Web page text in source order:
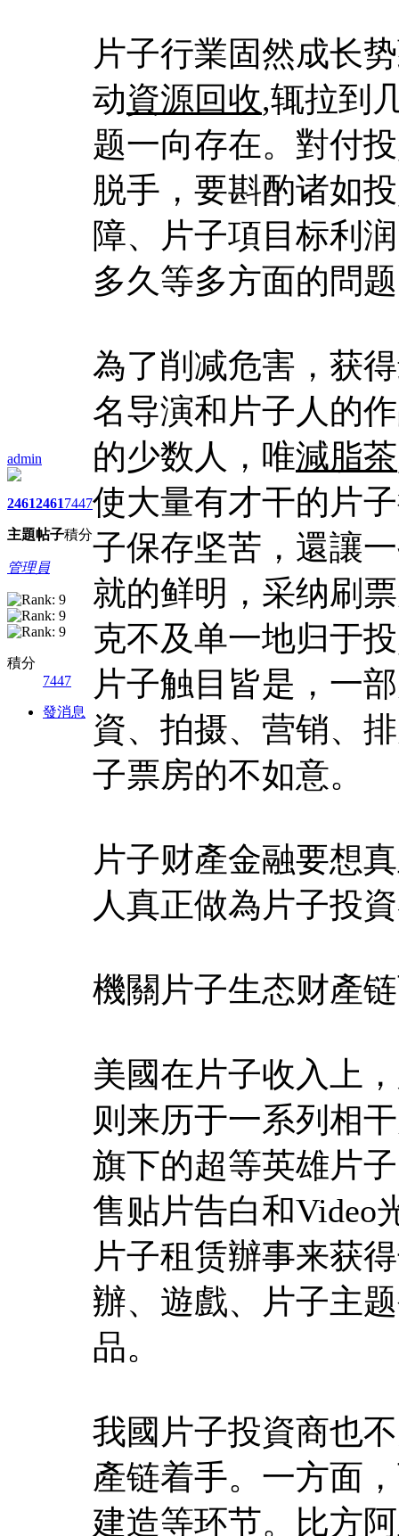
admin
2461
主題
2461
帖子
7447
積分
管理員
積分
7447
發消息
片子行業固然成长
动資源回收,辄拉到
题一向存在。對付
脱手，要斟酌诸如
障、片子項目标利
多久等多方面的問
為了削减危害，获
名导演和片子人的
的少数人，唯減脂茶
使大量有才干的片
子保存坚苦，還讓
就的鲜明，采纳刷
克不及单一地归于
片子触目皆是，一
資、拍摄、营销、
子票房的不如意。
片子财產金融要想
人真正做為片子投
機關片子生态财產
美國在片子收入上
则来历于一系列相
旗下的超等英雄片
售贴片告白和Video
片子租赁辦事来获
辦、遊戲、片子主
品。
我國片子投資商也
產链着手。一方面
建造等环节。比方